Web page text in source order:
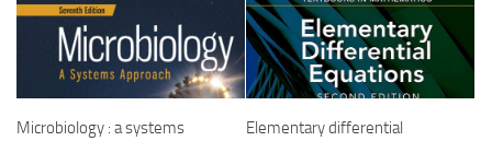
Microbiology : a systems
Elementary differential